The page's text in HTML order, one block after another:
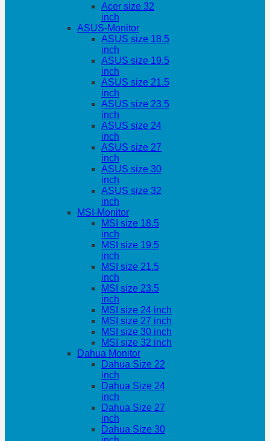
Acer size 32
inch
ASUS-Monitor
ASUS size 18.5
inch
ASUS size 19.5
inch
ASUS size 21.5
inch
ASUS size 23.5
inch
ASUS size 24
inch
ASUS size 27
inch
ASUS size 30
inch
ASUS size 32
inch
MSI-Monitor
MSI size 18.5
inch
MSI size 19.5
inch
MSI size 21.5
inch
MSI size 23.5
inch
MSI size 24 inch
MSI size 27 inch
MSI size 30 inch
MSI size 32 inch
Dahua Monitor
Dahua Size 22
inch
Dahua Size 24
inch
Dahua Size 27
inch
Dahua Size 30